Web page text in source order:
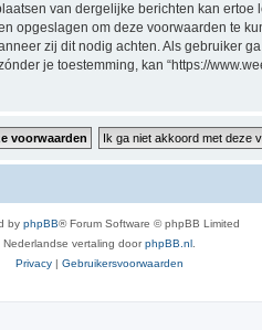
van dergelijke berichten kan
om deze voorwaarden te
zij dit nodig achten. Als gebruiker
je toestemming, kan “https://
by phpBB® Forum Software © phpBB Limited
Nederlandse vertaling doorphpBB.nl
Privacy | Gebruikersvoorwaarden